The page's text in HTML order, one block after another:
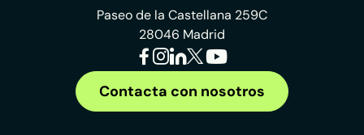
Paseo de la Castellana 259C
28046 Madrid
Contacta con nosotros